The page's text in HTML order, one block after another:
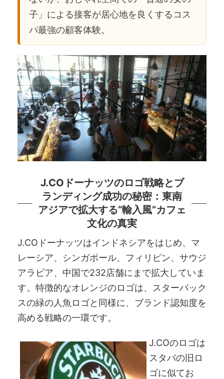
子」による接客が居心地を良くするコス
パ最強の顧客体験。
J.COドーナッツのロゴ戦略とブ
ランディング成功の秘密：東南
アジアで拡大する“輸入風”カフェ
文化の真実
J.COドーナッツはインドネシアをはじめ、マ
レーシア、シンガポール、フィリピン、サウジ
アラビア、中国で232店舗にまで拡大していま
す。特徴的なオレンジのロゴは、スターバック
スの緑の人魚ロゴと同様に、ブランド認知度を
高める戦略の一環です。
J.COのロゴは
スタバの旧ロ
ゴに似てお